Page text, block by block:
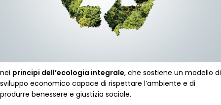
nei principi dell’ecologia integrale, che sostiene un modello di
sviluppo economico capace di rispettare l’ambiente e di
produrre benessere e giustizia sociale.